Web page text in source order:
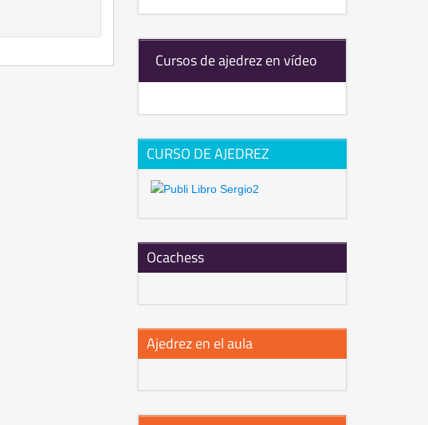
Cursos de ajedrez en vídeo
CURSO DE AJEDREZ
Ocachess
Ajedrez en el aula